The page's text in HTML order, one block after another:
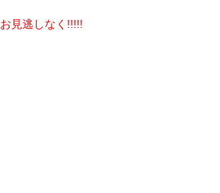
お見逃しなく!!!!!